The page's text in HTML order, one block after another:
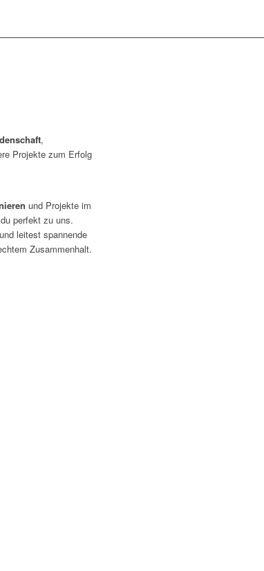
,
Projekte zum Erfolg
und Projekte im
perfekt zu uns.
leitest spannende
Zusammenhalt.